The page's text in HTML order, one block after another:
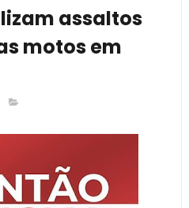
assaltos
motos em